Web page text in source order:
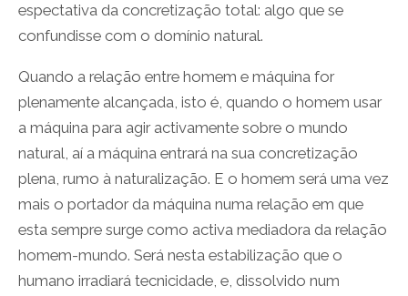
espectativa da concretização total: algo que se
confundisse com o domínio natural.
Quando a relação entre homem e máquina for
plenamente alcançada, isto é, quando o homem usar
a máquina para agir activamente sobre o mundo
natural, aí a máquina entrará na sua concretização
plena, rumo à naturalização. E o homem será uma vez
mais o portador da máquina numa relação em que
esta sempre surge como activa mediadora da relação
homem-mundo. Será nesta estabilização que o
humano irradiará tecnicidade, e, dissolvido num